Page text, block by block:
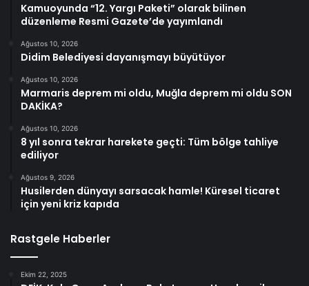
Kamuoyunda “12. Yargı Paketi” olarak bilinen
düzenleme Resmi Gazete’de yayımlandı
Ağustos 10, 2026
Didim Belediyesi dayanışmayı büyütüyor
Ağustos 10, 2026
Marmaris deprem mi oldu, Muğla deprem mi oldu SON
DAKİKA?
Ağustos 10, 2026
8 yıl sonra tekrar harekete geçti: Tüm bölge tahliye
ediliyor
Ağustos 9, 2026
Husilerden dünyayı sarsacak hamle! Küresel ticaret
için yeni kriz kapıda
Rastgele Haberler
Ekim 22, 2025